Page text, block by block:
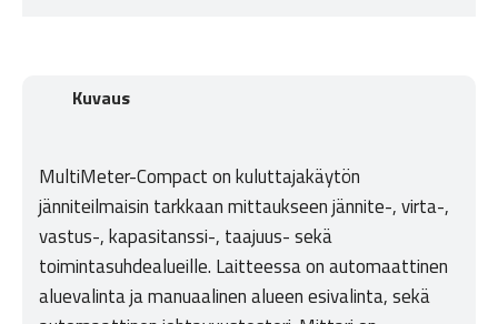
Kuvaus
MultiMeter-Compact on kuluttajakäytön
jänniteilmaisin tarkkaan mittaukseen jännite-, virta-,
vastus-, kapasitanssi-, taajuus- sekä
toimintasuhdealueille. Laitteessa on automaattinen
aluevalinta ja manuaalinen alueen esivalinta, sekä